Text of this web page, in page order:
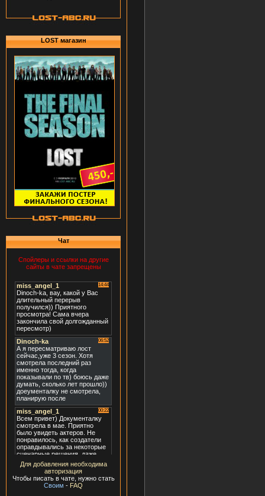
LOST магазин
Чат
Спойлеры и ссылки на другие
сайты в чате запрещены
Для добавления необходима
авторизация
Чтобы писать в чате, нужно стать
Своим - FAQ